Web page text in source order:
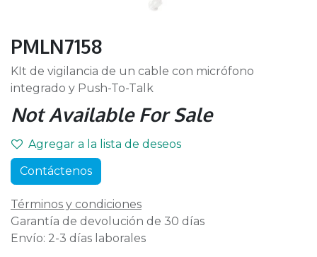
PMLN7158
KIt de vigilancia de un cable con micrófono
integrado y Push-To-Talk
Not Available For Sale
Agregar a la lista de deseos
Contáctenos
Términos y condiciones
Garantía de devolución de 30 días
Envío: 2-3 días laborales